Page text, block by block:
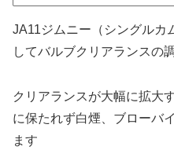
JA11ジムニー（シングルカ
してバルブクリアランスの
クリアランスが大幅に拡大
に保たれず白煙、ブローバ
ます